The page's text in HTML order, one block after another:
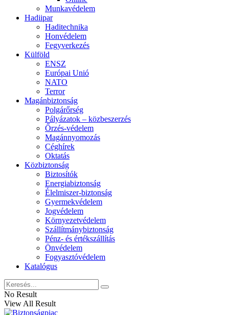
Munkavédelem
Hadiipar
Haditechnika
Honvédelem
Fegyverkezés
Külföld
ENSZ
Európai Unió
NATO
Terror
Magánbiztonság
Polgárőrség
Pályázatok – közbeszerzés
Őrzés-védelem
Magánnyomozás
Céghírek
Oktatás
Közbiztonság
Biztosítók
Energiabiztonság
Élelmiszer-biztonság
Gyermekvédelem
Jogvédelem
Környezetvédelem
Szállítmánybiztonság
Pénz- és értékszállítás
Önvédelem
Fogyasztóvédelem
Katalógus
No Result
View All Result